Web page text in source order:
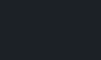
ใจผิดว่าอีกฝ่ายนั้นเป็น
จผิดนี้นำไปสู่สถานการณ์
วามรักของทั้งสองเต็ม
าน